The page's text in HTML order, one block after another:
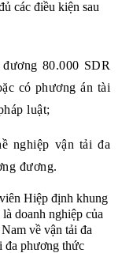
các điều kiện sau
80.000 SDR
có phương án tài
luật;
nghiệp vận tải đa
đương.
Hiệp định khung
doanh nghiệp của
về vận tải đa
đa phương thức